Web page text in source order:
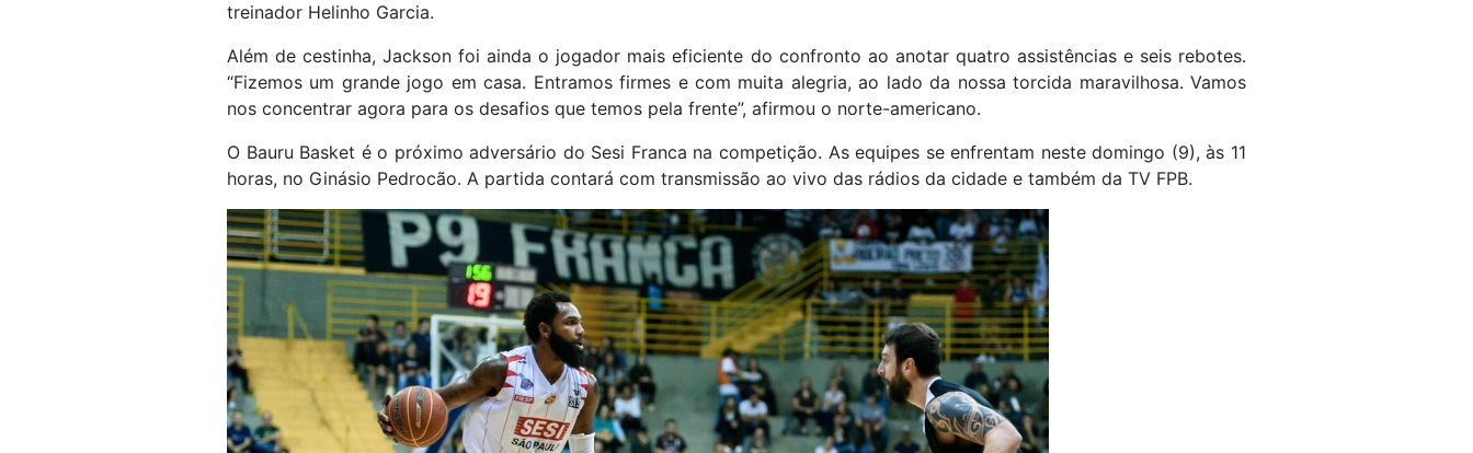
treinador Helinho Garcia.
Além de cestinha, Jackson foi ainda o jogador mais eficiente do confronto ao anotar quatro assistências e seis rebotes.
“Fizemos um grande jogo em casa. Entramos firmes e com muita alegria, ao lado da nossa torcida maravilhosa. Vamos
nos concentrar agora para os desafios que temos pela frente”, afirmou o norte-americano.
O Bauru Basket é o próximo adversário do Sesi Franca na competição. As equipes se enfrentam neste domingo (9), às 11
horas, no Ginásio Pedrocão. A partida contará com transmissão ao vivo das rádios da cidade e também da TV FPB.